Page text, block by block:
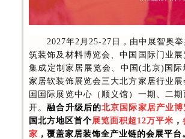
2027年2月25-27日，由中展智奥举
筑装饰及材料博览会、中国国际门业
集成定制家居展览会、中国(北京)国际
家居软装饰展览会三大北方家居行业
国国际展览中心（顺义馆）一期、二
开。融合升级后的北京国际家居产业博
国北方地区首个展览面积超12万平米 ，
家 ，覆盖家居装饰全产业链的会展平台